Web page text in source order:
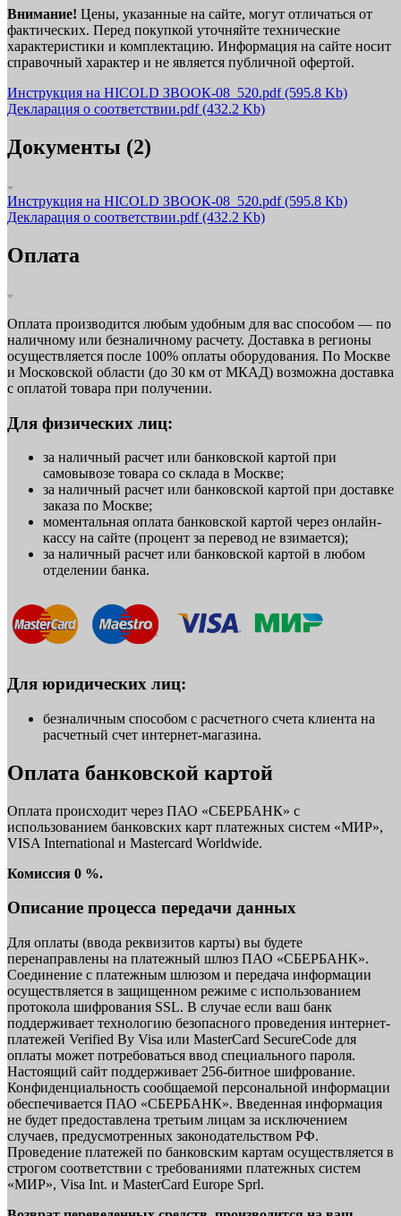
Внимание! Цены, указанные на сайте, могут отличаться от
фактических. Перед покупкой уточняйте технические
характеристики и комплектацию. Информация на сайте носит
справочный характер и не является публичной офертой.
Инструкция на HICOLD ЗВООК-08_520.pdf(595.8 Kb)
Декларация о соответствии.pdf(432.2 Kb)
Документы (2)
Инструкция на HICOLD ЗВООК-08_520.pdf(595.8 Kb)
Декларация о соответствии.pdf(432.2 Kb)
Оплата
Оплата производится любым удобным для вас способом — по
наличному или безналичному расчету. Доставка в регионы
осуществляется после 100% оплаты оборудования. По Москве
и Московской области (до 30 км от МКАД) возможна доставка
с оплатой товара при получении.
Для физических лиц:
за наличный расчет или банковской картой при
самовывозе товара со склада в Москве;
за наличный расчет или банковской картой при доставке
заказа по Москве;
моментальная оплата банковской картой через онлайн-
кассу на сайте (процент за перевод не взимается);
за наличный расчет или банковской картой в любом
отделении банка.
Для юридических лиц:
безналичным способом с расчетного счета клиента на
расчетный счет интернет-магазина.
Оплата банковской картой
Оплата происходит через ПАО «СБЕРБАНК» с
использованием банковских карт платежных систем «МИР»,
VISA International и Mastercard Worldwide.
Комиссия 0 %.
Описание процесса передачи данных
Для оплаты (ввода реквизитов карты) вы будете
перенаправлены на платежный шлюз ПАО «СБЕРБАНК».
Соединение с платежным шлюзом и передача информации
осуществляется в защищенном режиме с использованием
протокола шифрования SSL. В случае если ваш банк
поддерживает технологию безопасного проведения интернет-
платежей Verified By Visa или MasterCard SecureCode для
оплаты может потребоваться ввод специального пароля.
Настоящий сайт поддерживает 256-битное шифрование.
Конфиденциальность сообщаемой персональной информации
обеспечивается ПАО «СБЕРБАНК». Введенная информация
не будет предоставлена третьим лицам за исключением
случаев, предусмотренных законодательством РФ.
Проведение платежей по банковским картам осуществляется в
строгом соответствии с требованиями платежных систем
«МИР», Visa Int. и MasterCard Europe Sprl.